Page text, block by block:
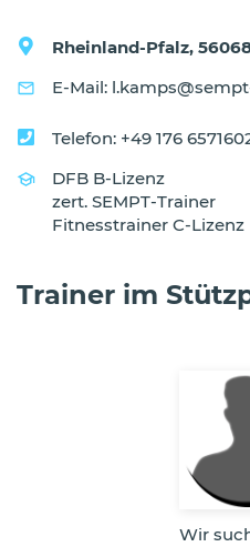
Rheinland-Pfalz,
E-Mail:
Telefon: +49 176
DFB B-Lizenz
zert. SEMPT-Trainer
Fitnesstrainer C-Lizenz
Trainer im
Wir